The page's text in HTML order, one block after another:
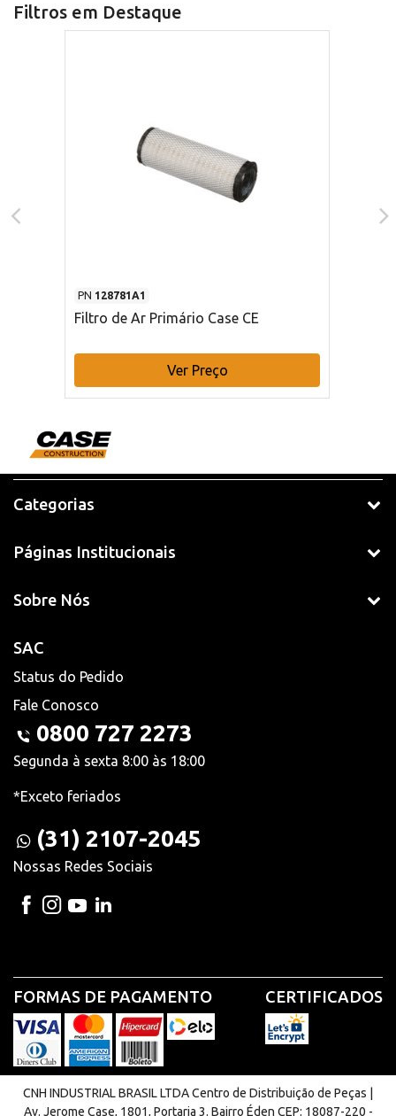
Filtros em Destaque
PN 128781A1
Filtro de Ar Primário Case CE
Ver Preço
Categorias
Páginas Institucionais
Sobre Nós
SAC
Status do Pedido
Fale Conosco
0800 727 2273
Segunda à sexta 8:00 às 18:00
*Exceto feriados
(31) 2107-2045
Nossas Redes Sociais
FORMAS DE PAGAMENTO CERTIFICADOS
CNH INDUSTRIAL BRASIL LTDA Centro de Distribuição de Peças |
Av. Jerome Case, 1801, Portaria 3. Bairro Éden CEP: 18087-220 -